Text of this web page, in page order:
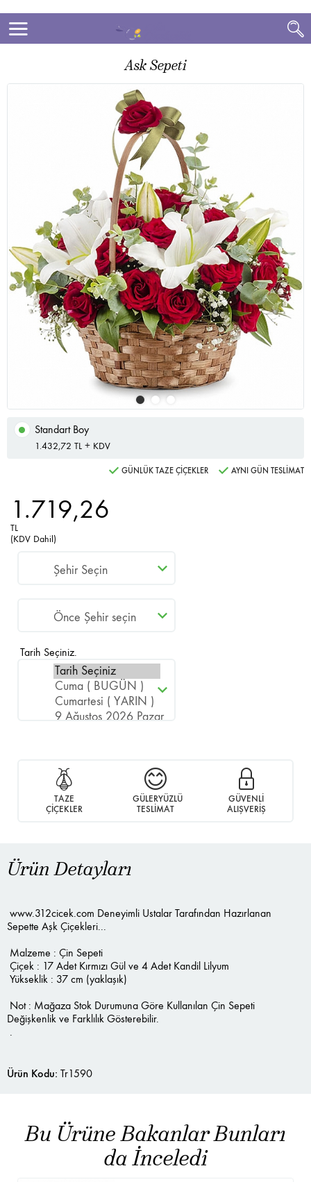
Ask Sepeti
Standart Boy
1.432,72 TL + KDV
GÜNLÜK TAZE ÇİÇEKLER AYNI GÜN TESLİMAT
1.719,26
TL
(KDV Dahil)
Tarih Seçiniz.
TAZE
ÇİÇEKLER
GÜLERYÜZLÜ
TESLİMAT
GÜVENLİ
ALIŞVERİŞ
Ürün Detayları
www.312cicek.com Deneyimli Ustalar Tarafından Hazırlanan
Sepette Aşk Çiçekleri...
Malzeme : Çin Sepeti
Çiçek : 17 Adet Kırmızı Gül ve 4 Adet Kandil Lilyum
Yükseklik : 37 cm (yaklaşık)
Not : Mağaza Stok Durumuna Göre Kullanılan Çin Sepeti
Değişkenlik ve Farklılık Gösterebilir.
.
Ürün Kodu: Tr1590
Bu Ürüne Bakanlar Bunları
da İnceledi